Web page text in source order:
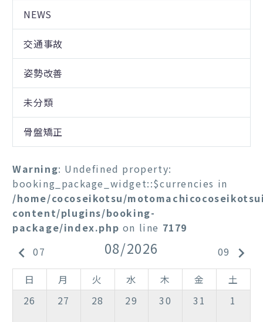
NEWS
交通事故
姿勢改善
未分類
骨盤矯正
Warning: Undefined property:
booking_package_widget::$currencies in
/home/cocoseikotsu/
content/plugins/booking-
package/index.php on line 7179
keyboard_arrow_left 07 08/2026 09 keyboard_arrow_right
日 月 火 水 木 金
土
26
27 28 29 30 31 1